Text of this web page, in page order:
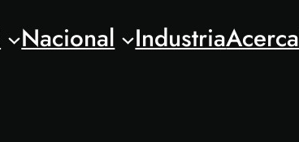
Nacional IndustriaAcerca